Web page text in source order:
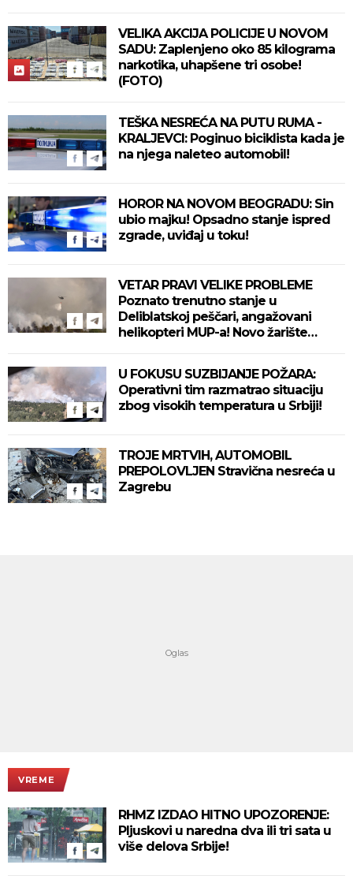
VELIKA AKCIJA POLICIJE U NOVOM
SADU: Zaplenjeno oko 85 kilograma
narkotika, uhapšene tri osobe!
(FOTO)
TEŠKA NESREĆA NA PUTU RUMA -
KRALJEVCI: Poginuo biciklista kada je
na njega naleteo automobil!
HOROR NA NOVOM BEOGRADU: Sin
ubio majku! Opsadno stanje ispred
zgrade, uviđaj u toku!
VETAR PRAVI VELIKE PROBLEME
Poznato trenutno stanje u
Deliblatskoj peščari, angažovani
helikopteri MUP-a! Novo žarište
U FOKUSU SUZBIJANJE POŽARA:
Operativni tim razmatrao situaciju
zbog visokih temperatura u Srbiji!
TROJE MRTVIH, AUTOMOBIL
PREPOLOVLJEN Stravična nesreća u
Zagrebu
VREME
RHMZ IZDAO HITNO UPOZORENJE:
Pljuskovi u naredna dva ili tri sata u
više delova Srbije!